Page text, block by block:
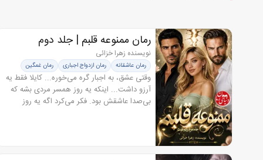
رمان ممنوعه قلبم | جلد دوم
رودولایت جدید
نویسنده زهرا خزائی
رمان عاشقانه رمان ازدواج اجباری رمان غمگین
وقتی عشق، به اجبار گره می‌خوره... کایلا فقط یه
آرزو داشت... اینکه یه روز همسر مردی بشه که
بی‌صدا عاشقش بود. فکر می‌کرد اگه یه روز